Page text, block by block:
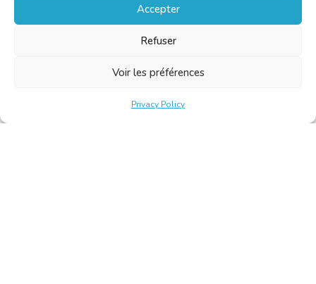
Accepter
Refuser
Voir les préférences
Privacy Policy